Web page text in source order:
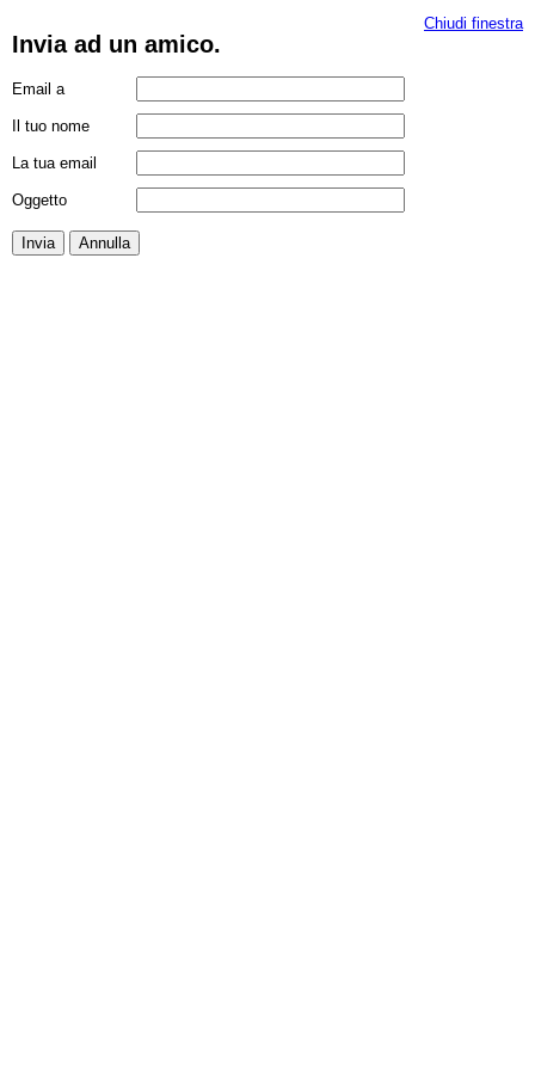
Invia ad un amico.
Chiudi finestra
Email a
Il tuo nome
La tua email
Oggetto
Invia Annulla